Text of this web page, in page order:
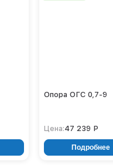
Опора ОГС 0,7-9
Цена:47 239 Р
Подробнее